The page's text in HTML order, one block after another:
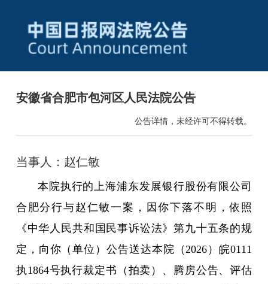
安徽省合肥市包河区人民法院公告
公告详情，未经许可不得转载。
当事人：赵仁敏
本院执行的上海浦东发展银行股份有限公司
合肥分行与赵仁敏一案，因你下落不明，依照
《中华人民共和国民事诉讼法》第九十五条的规
定，向你（单位）公告送达本院（2026）皖0111
执1864号执行裁定书（拍卖）、腾房公告、评估